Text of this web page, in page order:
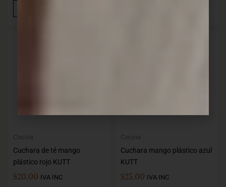
Cocina
Cuchara de té mango
plástico rojo KUTT
$20,00 IVA INC
Cocina
Cuchara mango plástico azul
KUTT
$25,00 IVA INC